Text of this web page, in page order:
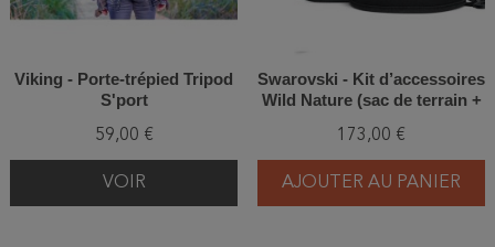
Viking - Porte-trépied Tripod
S'port
59,00 €
VOIR
Swarovski - Kit d’accessoires
Wild Nature (sac de terrain +
173,00 €
AJOUTER AU PANIER